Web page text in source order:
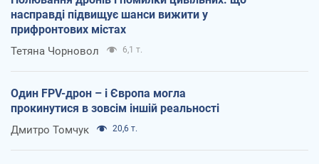
насправді підвищує шанси вижити у
прифронтових містах
Тетяна Чорновол 6,1 т.
Один FPV-дрон – і Європа могла
прокинутися в зовсім іншій реальності
Дмитро Томчук 20,6 т.